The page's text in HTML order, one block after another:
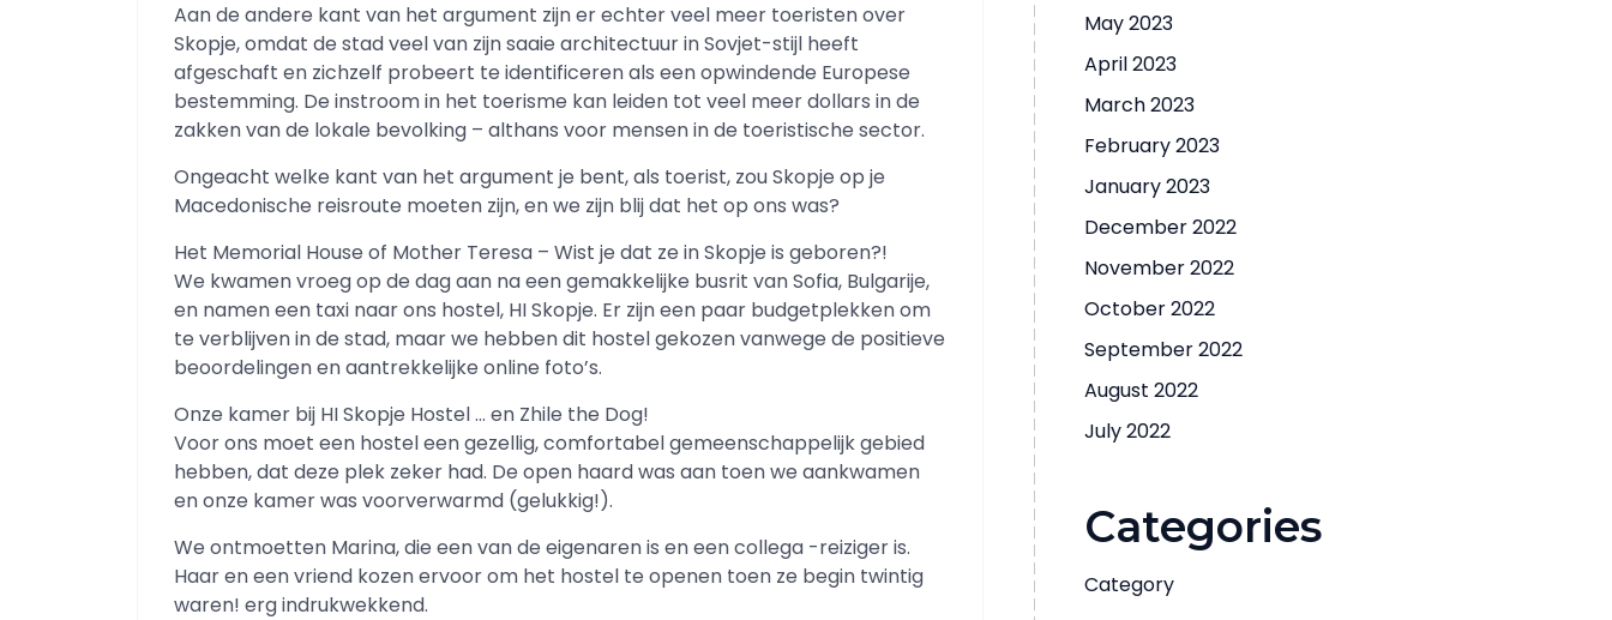
Aan de andere kant van het argument zijn er echter veel meer toeristen over
Skopje, omdat de stad veel van zijn saaie architectuur in Sovjet-stijl heeft
afgeschaft en zichzelf probeert te identificeren als een opwindende Europese
bestemming. De instroom in het toerisme kan leiden tot veel meer dollars in de
zakken van de lokale bevolking – althans voor mensen in de toeristische sector.
Ongeacht welke kant van het argument je bent, als toerist, zou Skopje op je
Macedonische reisroute moeten zijn, en we zijn blij dat het op ons was?
Het Memorial House of Mother Teresa – Wist je dat ze in Skopje is geboren?!
We kwamen vroeg op de dag aan na een gemakkelijke busrit van Sofia, Bulgarije,
en namen een taxi naar ons hostel, HI Skopje. Er zijn een paar budgetplekken om
te verblijven in de stad, maar we hebben dit hostel gekozen vanwege de positieve
beoordelingen en aantrekkelijke online foto’s.
Onze kamer bij HI Skopje Hostel … en Zhile the Dog!
Voor ons moet een hostel een gezellig, comfortabel gemeenschappelijk gebied
hebben, dat deze plek zeker had. De open haard was aan toen we aankwamen
en onze kamer was voorverwarmd (gelukkig!).
We ontmoetten Marina, die een van de eigenaren is en een collega -reiziger is.
Haar en een vriend kozen ervoor om het hostel te openen toen ze begin twintig
waren! erg indrukwekkend.
May 2023
April 2023
March 2023
February 2023
January 2023
December 2022
November 2022
October 2022
September 2022
August 2022
July 2022
Categories
Category